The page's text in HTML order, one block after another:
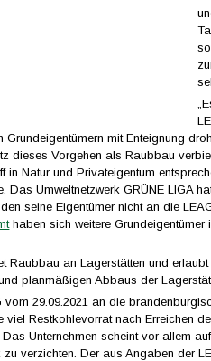
mit Enteignung
dieses Vorgehen als Raubbau
in Natur und Privateigentum
Das Umweltnetzwerk GRÜNE LIGA
seine Eigentümer nicht an die
haben sich weitere Grundeigentümer
Raubbau an Lagerstätten und
planmäßigen Abbaus der
vom 29.09.2021 an die
viel Restkohlevorrat nach Erreichen
Unternehmen scheint vor allem
verzichten. Der aus Angaben der